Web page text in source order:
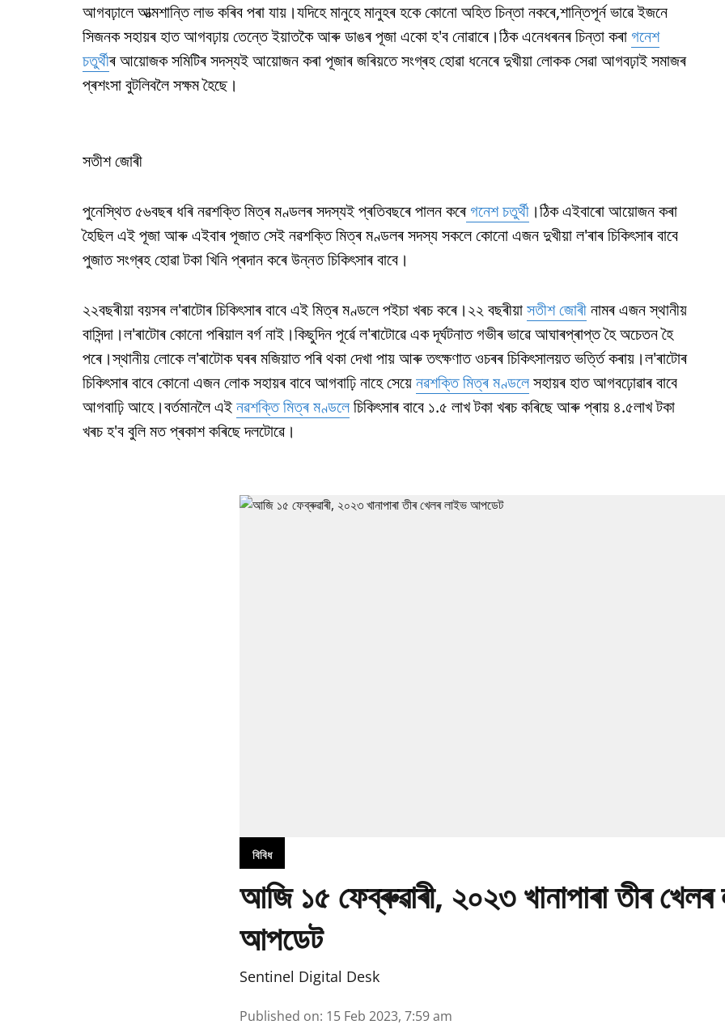
আগবঢ়ালে আত্মশান্তি লাভ কৰিব পৰা যায়।যদিহে মানুহে মানুহৰ হকে কোনো অহিত চিন্তা নকৰে,শান্তিপূৰ্ন ভাৱে ইজনে
সিজনক সহায়ৰ হাত আগবঢ়ায় তেন্তে ইয়াতকৈ আৰু ডাঙৰ পূজা একো হ'ব নোৱাৰে।ঠিক এনেধৰনৰ চিন্তা কৰা গনেশ
চতুৰ্থীৰ আয়োজক সমিটিৰ সদস্যই আয়োজন কৰা পূজাৰ জৰিয়তে সংগ্ৰহ হোৱা ধনেৰে দুখীয়া লোকক সেৱা আগবঢ়াই সমাজৰ
প্ৰশংসা বুটলিবলৈ সক্ষম হৈছে।
সতীশ জোৰী
পুনেস্থিত ৫৬বছৰ ধৰি নৱশক্তি মিত্ৰ মণ্ডলৰ সদস্যই প্ৰতিবছৰে পালন কৰেগনেশ চতুৰ্থী ।ঠিক এইবাৰো আয়োজন কৰা
হৈছিল এই পূজা আৰু এইবাৰ পূজাত সেই নৱশক্তি মিত্ৰ মণ্ডলৰ সদস্য সকলে কোনো এজন দুখীয়া ল'ৰাৰ চিকিৎসাৰ বাবে
পুজাত সংগ্ৰহ হোৱা টকা খিনি প্ৰদান কৰে উন্নত চিকিৎসাৰ বাবে।
২২বছৰীয়া বয়সৰ ল'ৰাটোৰ চিকিৎসাৰ বাবে এই মিত্ৰ মণ্ডলে পইচা খৰচ কৰে।২২ বছৰীয়াসতীশ জোৰীনামৰ এজন স্থানীয়
বাসিন্দা।ল'ৰাটোৰ কোনো পৰিয়াল বৰ্গ নাই।কিছুদিন পূৰ্ৱে ল'ৰাটোৱে এক দূৰ্ঘটনাত গভীৰ ভাৱে আঘাৰপ্ৰাপ্ত হৈ অচেতন হৈ
পৰে।স্থানীয় লোকে ল'ৰাটোক ঘৰৰ মজিয়াত পৰি থকা দেখা পায় আৰু তৎক্ষণাত ওচৰৰ চিকিৎসালয়ত ভৰ্ত্তি কৰায়।ল'ৰাটোৰ
চিকিৎসাৰ বাবে কোনো এজন লোক সহায়ৰ বাবে আগবাঢ়ি নাহে সেয়েনৱশক্তি মিত্ৰ মণ্ডলেসহায়ৰ হাত আগবঢ়োৱাৰ বাবে
আগবাঢ়ি আহে।বৰ্তমানলৈ এইনৱশক্তি মিত্ৰ মণ্ডলেচিকিৎসাৰ বাবে ১.৫ লাখ টকা খৰচ কৰিছে আৰু প্ৰায় ৪.৫লাখ টকা
খৰচ হ'ব বুলি মত প্ৰকাশ কৰিছে দলটোৱে।
বিবিধ
আজি ১৫ ফেব্ৰুৱাৰী, ২০২৩ খানাপাৰা তীৰ
আপডেট
Sentinel Digital Desk
Published on: 15 Feb 2023, 7:59 am